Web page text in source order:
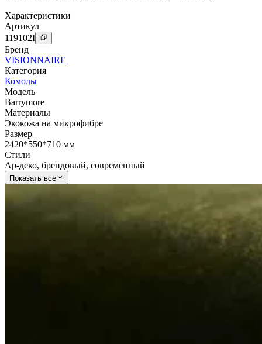
Характеристики
Артикул
119102I
Бренд
VISIONNAIRE
Категория
Комоды
Модель
Barrymore
Материалы
Экокожа на микрофибре
Размер
2420*550*710 мм
Стили
Ар-деко, брендовый, современный
Показать все